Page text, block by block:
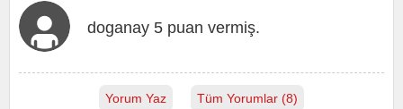
doganay 5 puan vermiş.
Yorum Yaz Tüm Yorumlar (8)